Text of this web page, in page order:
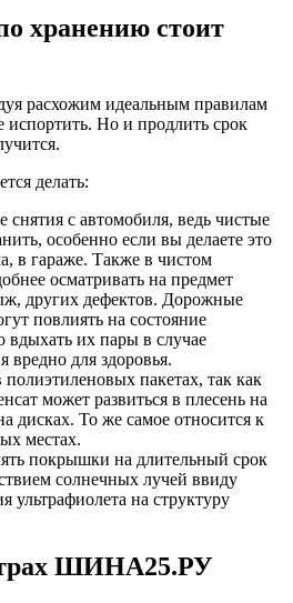
хранению стоит
расхожим идеальным правилам
испортить. Но и продлить срок
делать:
с автомобиля, ведь чистые
особенно если вы делаете это
в гараже. Также в чистом
осматривать на предмет
других дефектов. Дорожные
повлиять на состояние
вдыхать их пары в случае
вредно для здоровья.
полиэтиленовых пакетах, так как
может развиться в плесень на
дисках. То же самое относится к
местах.
покрышки на длительный срок
солнечных лучей ввиду
ультрафиолета на структуру
ШИНА25.РУ